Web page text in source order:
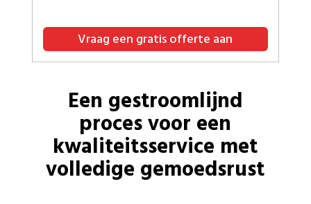
Vraag een gratis offerte aan
Een gestroomlijnd
proces voor een
kwaliteitsservice met
volledige gemoedsrust